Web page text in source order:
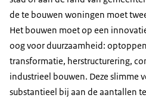
de te bouwen woningen moet
Het bouwen moet op een
oog voor duurzaamheid:
transformatie, herstructurering,
industrieel bouwen. Deze slimme
substantieel bij aan de aantallen